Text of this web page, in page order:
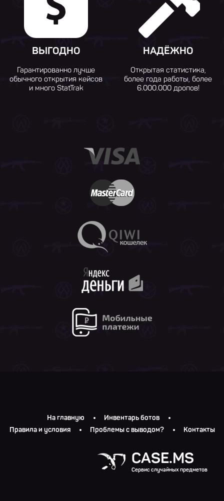
ВЫГОДНО
Гарантированно лучше
обычного открытия кейсов
и много StatTrak
НАДЁЖНО
Открытая статистика,
более года работы, более
6.000.000 дропов!
На главную
Инвентарь ботов
Правила и условия
Проблемы с выводом? Контакты
CASE.MS
Сервис случайных предметов